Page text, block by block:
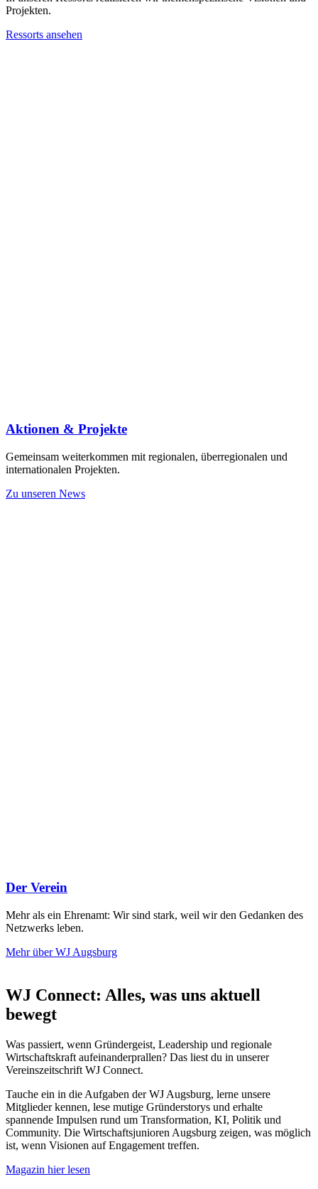
Projekten.
Ressorts ansehen
Aktionen & Projekte
Gemeinsam weiterkommen mit regionalen, überregionalen und
internationalen Projekten.
Zu unseren News
Der Verein
Mehr als ein Ehrenamt: Wir sind stark, weil wir den Gedanken des
Netzwerks leben.
Mehr über WJ Augsburg
WJ Connect: Alles, was uns aktuell
bewegt
Was passiert, wenn Gründergeist, Leadership und regionale
Wirtschaftskraft aufeinanderprallen? Das liest du in unserer
Vereinszeitschrift WJ Connect.
Tauche ein in die Aufgaben der WJ Augsburg, lerne unsere
Mitglieder kennen, lese mutige Gründerstorys und erhalte
spannende Impulsen rund um Transformation, KI, Politik und
Community. Die Wirtschaftsjunioren Augsburg zeigen, was möglich
ist, wenn Visionen auf Engagement treffen.
Magazin hier lesen